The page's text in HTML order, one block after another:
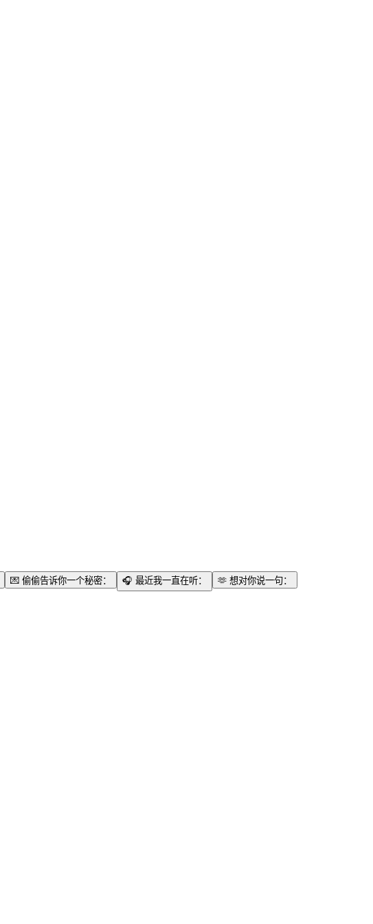
💌 偷偷告诉你一个秘密： 🎧 最近我一直在听： 🫶 想对你说一句：